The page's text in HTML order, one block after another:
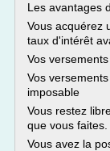
Les avantages
Vous acquérez
taux d'intérêt
Vos
Vos
imposable
Vous restez
que vous faites.
Vous avez la